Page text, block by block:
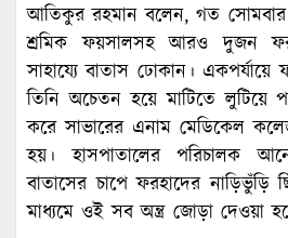
আতিকুর রহমান বলেন, গত সোমবার
শ্রমিক ফয়সালসহ আরও দুজন
সাহায্যে বাতাস ঢোকান।
তিনি অচেতন হয়ে মাটিতে লুটিয়ে
করে সাভারের এনাম মেডিকেল
হয়। হাসপাতালের পরিচালক
বাতাসের চাপে ফরহাদের নাড়িভুঁড়ি
মাধ্যমে ওই সব অন্ত্র জোড়া দেওয়া